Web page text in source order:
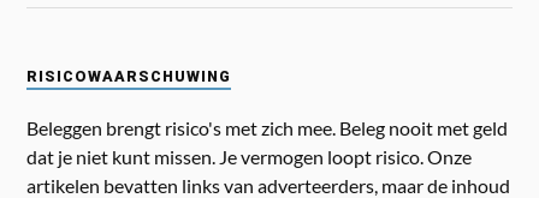
RISICOWAARSCHUWING
Beleggen brengt risico's met zich mee. Beleg nooit met geld
dat je niet kunt missen. Je vermogen loopt risico. Onze
artikelen bevatten links van adverteerders, maar de inhoud